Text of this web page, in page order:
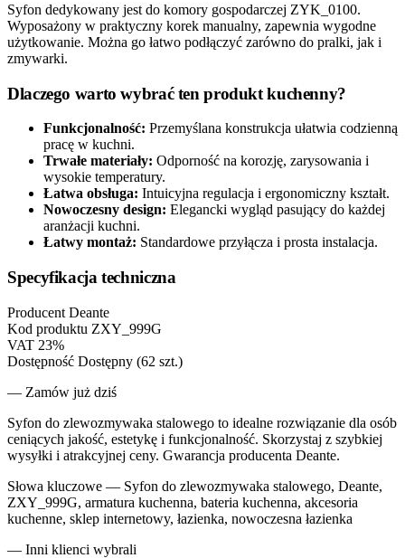
Syfon dedykowany jest do komory gospodarczej ZYK_0100.
Wyposażony w praktyczny korek manualny, zapewnia wygodne
użytkowanie. Można go łatwo podłączyć zarówno do pralki, jak i
zmywarki.
Dlaczego warto wybrać ten produkt kuchenny?
Funkcjonalność: Przemyślana konstrukcja ułatwia codzienną
pracę w kuchni.
Trwałe materiały: Odporność na korozję, zarysowania i
wysokie temperatury.
Łatwa obsługa: Intuicyjna regulacja i ergonomiczny kształt.
Nowoczesny design: Elegancki wygląd pasujący do każdej
aranżacji kuchni.
Łatwy montaż: Standardowe przyłącza i prosta instalacja.
Specyfikacja techniczna
Producent Deante
Kod produktu ZXY_999G
VAT 23%
Dostępność Dostępny (62 szt.)
— Zamów już dziś
Syfon do zlewozmywaka stalowego to idealne rozwiązanie dla osób
ceniących jakość, estetykę i funkcjonalność. Skorzystaj z szybkiej
wysyłki i atrakcyjnej ceny. Gwarancja producenta Deante.
Słowa kluczowe — Syfon do zlewozmywaka stalowego, Deante,
ZXY_999G, armatura kuchenna, bateria kuchenna, akcesoria
kuchenne, sklep internetowy, łazienka, nowoczesna łazienka
— Inni klienci wybrali